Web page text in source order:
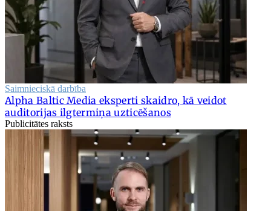
Saimnieciskā darbība
Alpha Baltic Media eksperti skaidro, kā veidot
auditorijas ilgtermiņa uzticēšanos
Publicitātes raksts